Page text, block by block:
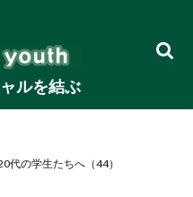
ルを結ぶ
代の学生たちへ（44）